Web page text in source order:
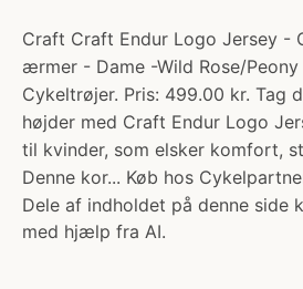
Craft Craft Endur Logo Jersey -
ærmer - Dame -Wild Rose/
Cykeltrøjer. Pris: 499.00 kr. Tag
højder med Craft Endur Logo
til kvinder, som elsker komfort,
Denne kor... Køb hos
Dele af indholdet på denne side
med hjælp fra AI.